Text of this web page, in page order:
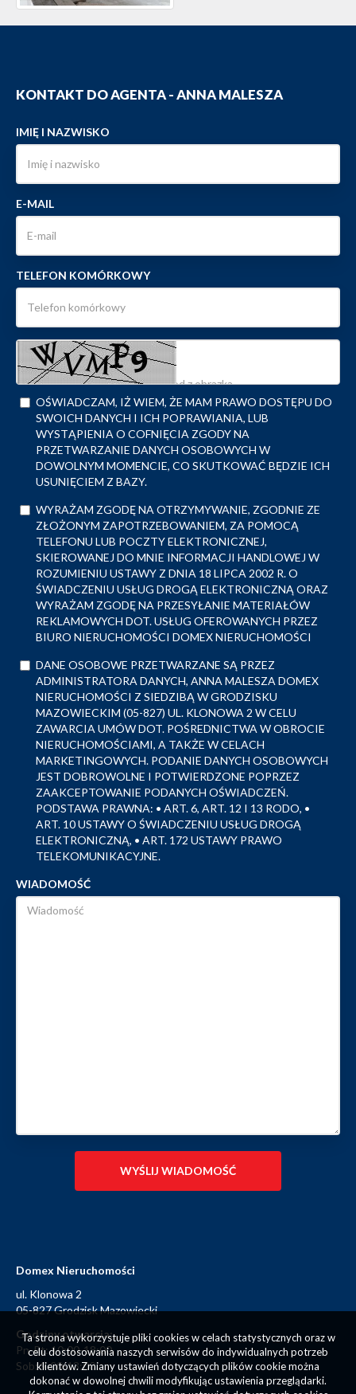
KONTAKT DO AGENTA - ANNA MALESZA
IMIĘ I NAZWISKO
E-MAIL
TELEFON KOMÓRKOWY
OŚWIADCZAM, IŻ WIEM, ŻE MAM PRAWO DOSTĘPU DO
SWOICH DANYCH I ICH POPRAWIANIA, LUB
WYSTĄPIENIA O COFNIĘCIA ZGODY NA
PRZETWARZANIE DANYCH OSOBOWYCH W
DOWOLNYM MOMENCIE, CO SKUTKOWAĆ BĘDZIE ICH
USUNIĘCIEM Z BAZY.
WYRAŻAM ZGODĘ NA OTRZYMYWANIE, ZGODNIE ZE
ZŁOŻONYM ZAPOTRZEBOWANIEM, ZA POMOCĄ
TELEFONU LUB POCZTY ELEKTRONICZNEJ,
SKIEROWANEJ DO MNIE INFORMACJI HANDLOWEJ W
ROZUMIENIU USTAWY Z DNIA 18 LIPCA 2002 R. O
ŚWIADCZENIU USŁUG DROGĄ ELEKTRONICZNĄ ORAZ
WYRAŻAM ZGODĘ NA PRZESYŁANIE MATERIAŁÓW
REKLAMOWYCH DOT. USŁUG OFEROWANYCH PRZEZ
BIURO NIERUCHOMOŚCI DOMEX NIERUCHOMOŚCI
DANE OSOBOWE PRZETWARZANE SĄ PRZEZ
ADMINISTRATORA DANYCH, ANNA MALESZA DOMEX
NIERUCHOMOŚCI Z SIEDZIBĄ W GRODZISKU
MAZOWIECKIM (05-827) UL. KLONOWA 2 W CELU
ZAWARCIA UMÓW DOT. POŚREDNICTWA W OBROCIE
NIERUCHOMOŚCIAMI, A TAKŻE W CELACH
MARKETINGOWYCH. PODANIE DANYCH OSOBOWYCH
JEST DOBROWOLNE I POTWIERDZONE POPRZEZ
ZAAKCEPTOWANIE PODANYCH OŚWIADCZEŃ.
PODSTAWA PRAWNA: • ART. 6, ART. 12 I 13 RODO, •
ART. 10 USTAWY O ŚWIADCZENIU USŁUG DROGĄ
ELEKTRONICZNĄ, • ART. 172 USTAWY PRAWO
TELEKOMUNIKACYJNE.
WIADOMOŚĆ
Domex Nieruchomości
ul. Klonowa 2
05-827 Grodzisk Mazowiecki
Godziny otwarcia:
Pn-Pt: 10:00-18:00
Sob: 9:00-13:00
Ta strona wykorzystuje pliki cookies w celach statystycznych oraz w
celu dostosowania naszych serwisów do indywidualnych potrzeb
klientów. Zmiany ustawień dotyczących plików cookie można
dokonać w dowolnej chwili modyfikując ustawienia przeglądarki.